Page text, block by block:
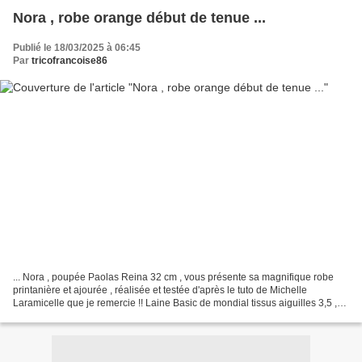
Nora , robe orange début de tenue ...
Publié le 18/03/2025 à 06:45
Par tricofrancoise86
... Nora , poupée Paolas Reina 32 cm , vous présente sa magnifique robe
printanière et ajourée , réalisée et testée d'après le tuto de Michelle
Laramicelle que je remercie !! Laine Basic de mondial tissus aiguilles 3,5 ,